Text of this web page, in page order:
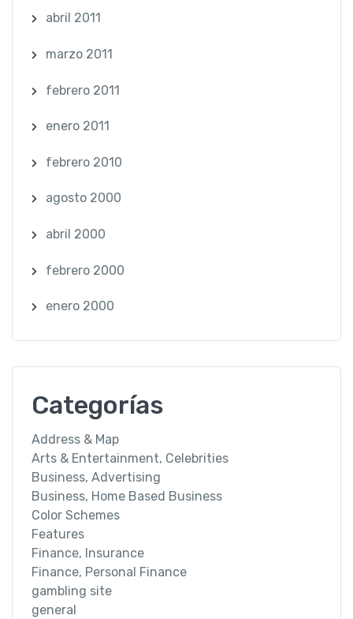
abril 2011
marzo 2011
febrero 2011
enero 2011
febrero 2010
agosto 2000
abril 2000
febrero 2000
enero 2000
Categorías
Address & Map
Arts & Entertainment, Celebrities
Business, Advertising
Business, Home Based Business
Color Schemes
Features
Finance, Insurance
Finance, Personal Finance
gambling site
general